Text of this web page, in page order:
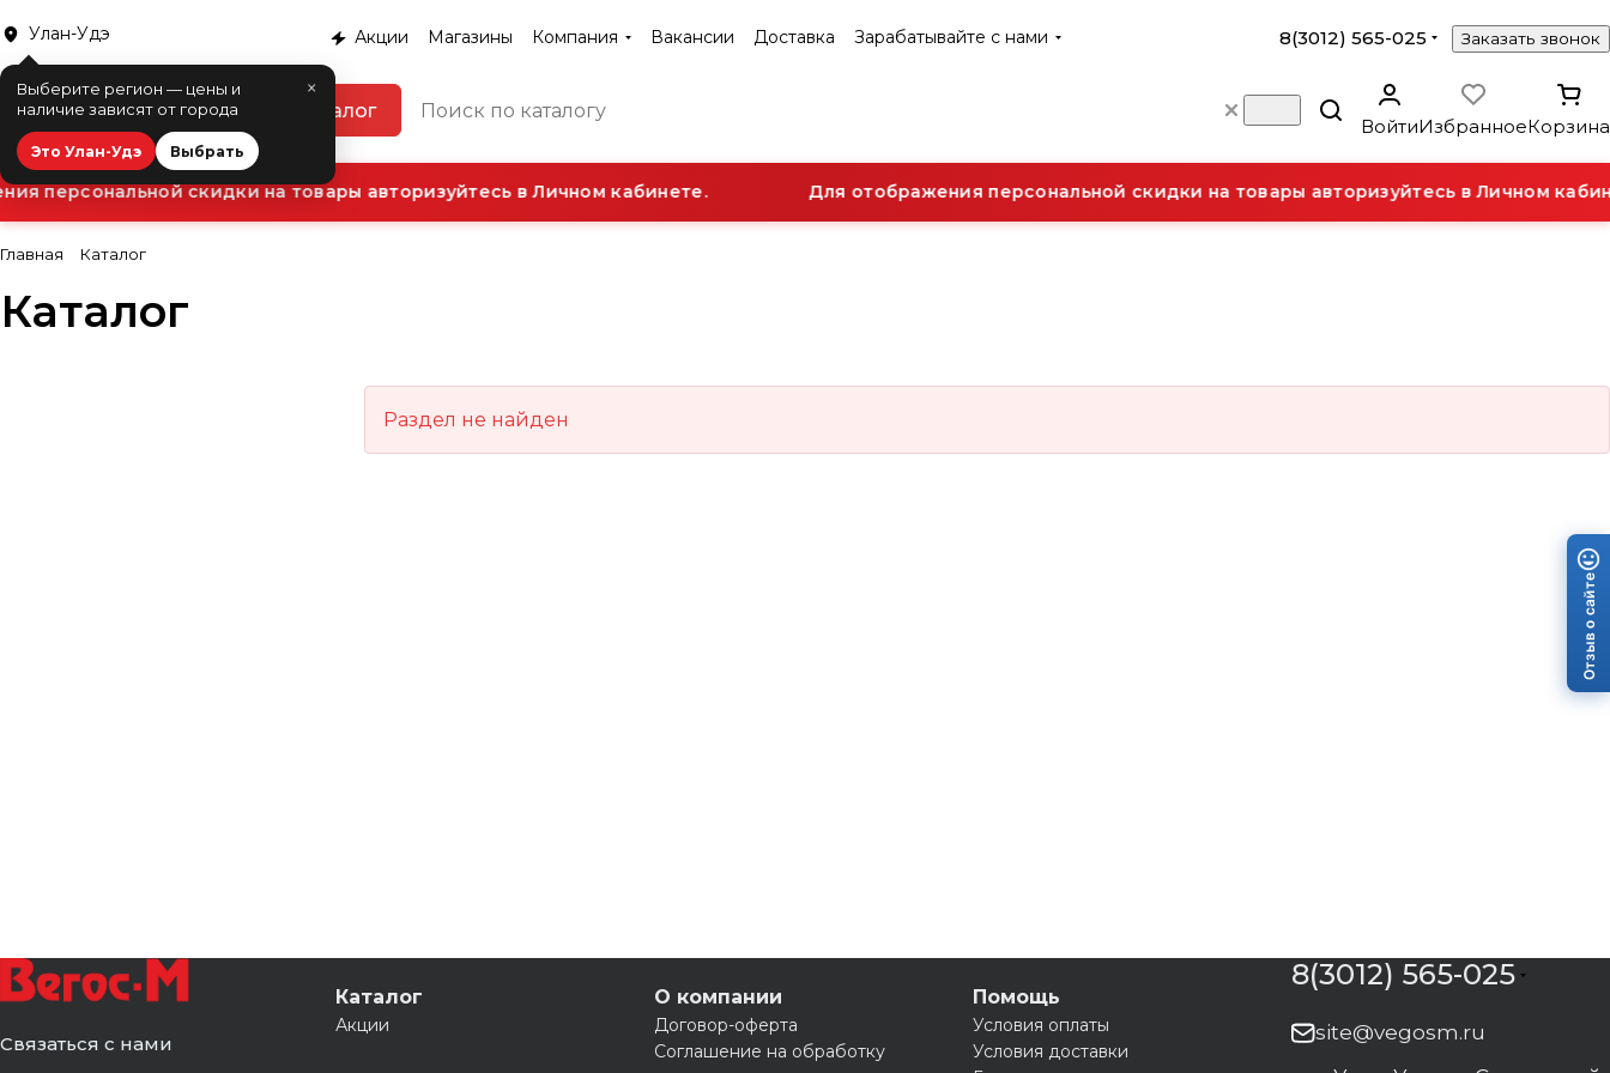
Улан-Удэ
×
Выберите регион — цены и
наличие зависят от города
Это Улан-Удэ Выбрать
Акции Магазины Компания Вакансии Доставка Зарабатывайте с нами 8(3012) 565-025 Заказать звонок
Каталог
ВойтиИзбранноеКорзина
персональной скидки на товары авторизуйтесь в Личном кабинете. Для отображения персональной скидки на товары авторизуйтесь в Личном
Главная Каталог
Каталог
Раздел не найден
Связаться с нами
Каталог
Акции
О компании
Договор-оферта
Соглашение на обработку
Помощь
Условия оплаты
Условия доставки
8(3012) 565-025
site@vegosm.ru
Отзыв о сайте